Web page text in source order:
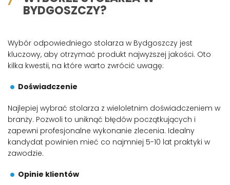
BYDGOSZCZY?
Wybór odpowiedniego stolarza w Bydgoszczy jest
kluczowy, aby otrzymać produkt najwyższej jakości. Oto
kilka kwestii, na które warto zwrócić uwagę:
Doświadczenie
Najlepiej wybrać stolarza z wieloletnim doświadczeniem w
branży. Pozwoli to uniknąć błędów początkujących i
zapewni profesjonalne wykonanie zlecenia. Idealny
kandydat powinien mieć co najmniej 5-10 lat praktyki w
zawodzie.
Opinie klientów